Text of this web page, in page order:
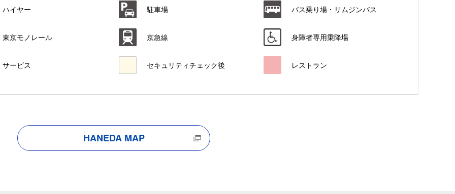
ハイヤー 駐車場 バス乗り場・リムジンバス
東京モノレール 京急線 身障者専用乗降場
サービス セキュリティチェック後 レストラン
HANEDA MAP